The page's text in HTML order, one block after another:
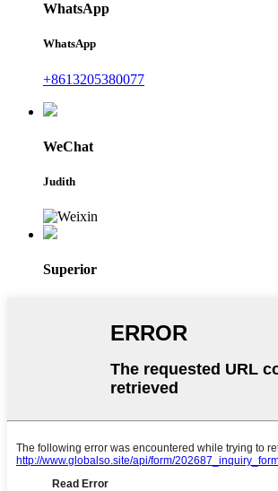
WhatsApp
WhatsApp
+8613205380077
WeChat
Judith
Superior